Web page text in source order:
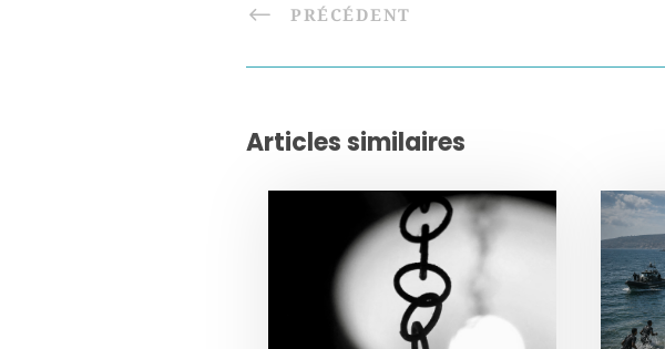
PRÉCÉDENT
Articles similaires